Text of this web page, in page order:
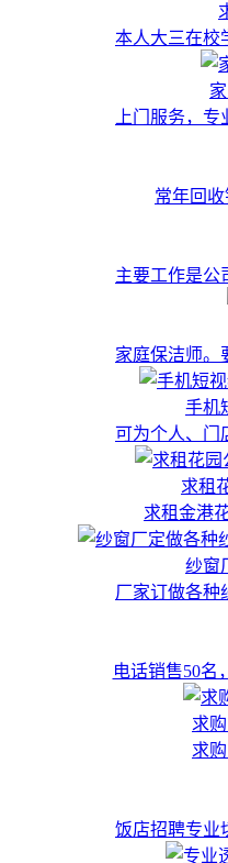
本人大三在校
上门服务，
常年回
主要工作是公
家庭保洁师。
手机
可为个人、门
求租
求租金港
纱窗
厂家订做各种
电话销售50名
求
求
饭店招聘专业